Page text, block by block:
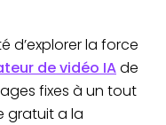
d’explorer la force
de vidéo IAde
fixes à un tout
gratuit a la